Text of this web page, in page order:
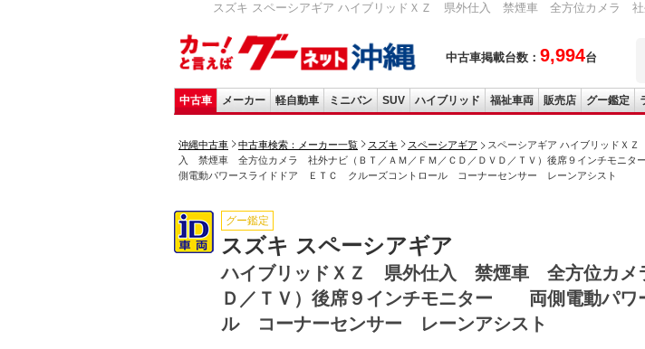
スズキ スペーシアギア ハイブリッドＸＺ 県外仕入 禁煙車 全方位カメラ 社
中古車掲載台数： 9,994台
中古車 メーカー 軽自動車 ミニバン SUV ハイブリッド 福祉車両 販売店 グー鑑定
沖縄中古車 中古車検索：メーカー一覧 スズキ スペーシアギア
スペーシアギア ハイブリッドＸ
入 禁煙車 全方位カメラ 社外ナビ（ＢＴ／ＡＭ／ＦＭ／ＣＤ／ＤＶＤ／ＴＶ）後席９インチモニ
側電動パワースライドドア ＥＴＣ クルーズコントロール コーナーセンサー レーンアシスト
グー鑑定
スズキ スペーシアギア
ハイブリッドＸＺ 県外仕入 禁煙車 全方位カメ
Ｄ／ＴＶ）後席９インチモニター 両側電動パ
ル コーナーセンサー レーンアシスト